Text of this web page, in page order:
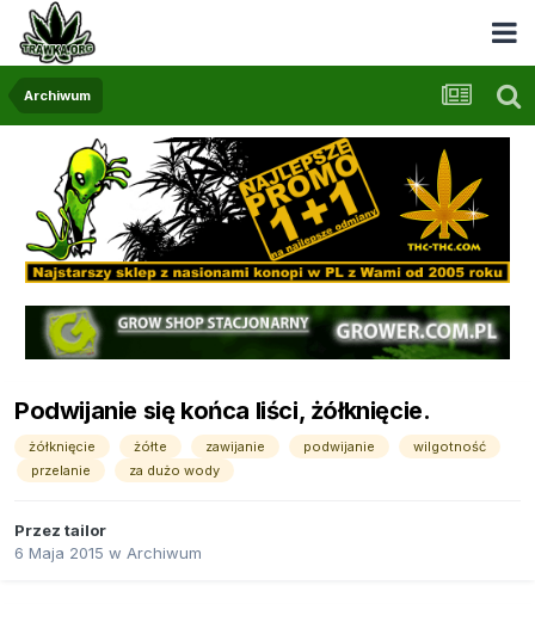
Archiwum
Podwijanie się końca liści, żółknięcie.
żółknięcie żółte zawijanie podwijanie
wilgotność
przelanie
za dużo wody
Przez tailor
6 Maja 2015 w Archiwum